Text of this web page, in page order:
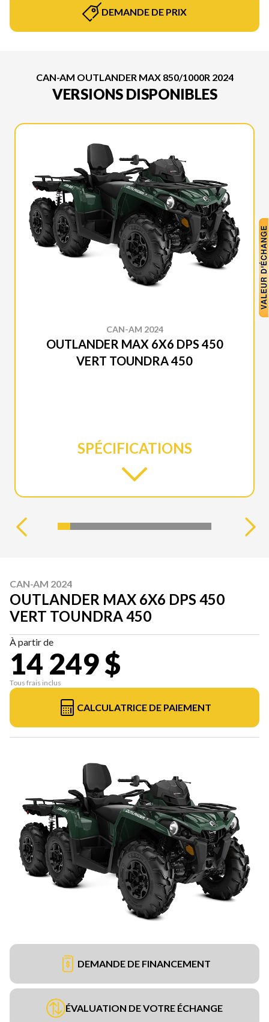
DEMANDE DE PRIX
CAN-AM OUTLANDER MAX 850/1000R 2024
VERSIONS DISPONIBLES
CAN-AM 2024
OUTLANDER MAX 6X6 DPS 450
VERT TOUNDRA 450
SPÉCIFICATIONS
CAN-AM 2024
OUTLANDER MAX 6X6 DPS 450
VERT TOUNDRA 450
À partir de
14 249 $
Tous frais inclus
CALCULATRICE DE PAIEMENT
DEMANDE DE FINANCEMENT
ÉVALUATION DE VOTRE ÉCHANGE